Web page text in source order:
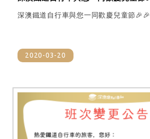
深澳鐵道自行車與您一同歡慶兒童節🎉🎉
2020-03-20